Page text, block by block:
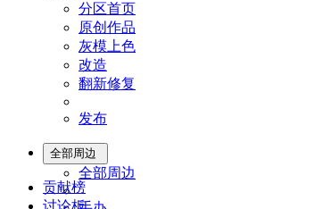
分区首页
原创作品
灰模上色
改造
翻新修复
发布
全部周边
全部周边
贡献榜
讨论板